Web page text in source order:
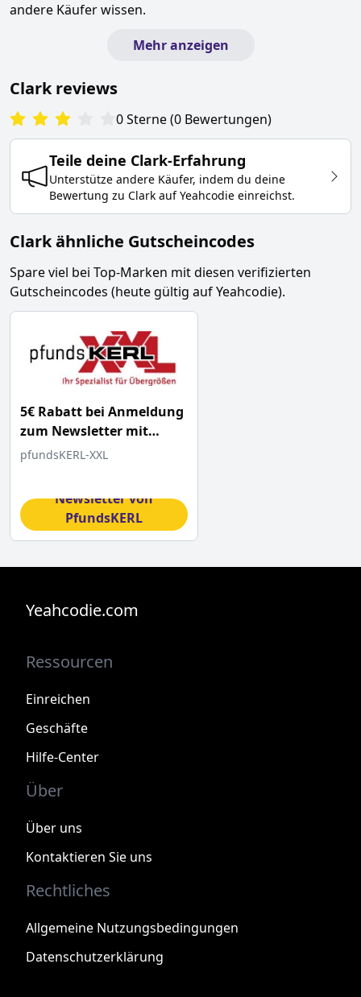
andere Käufer wissen.
Mehr anzeigen
Clarkreviews
0Sterne(0 Bewertungen)
Teile deine Clark-Erfahrung
Unterstütze andere Käufer, indem du deine
Bewertung zu Clark auf Yeahcodie einreichst.
Clark ähnliche Gutscheincodes
Spare viel bei Top-Marken mit diesen verifizierten
Gutscheincodes (heute gültig auf Yeahcodie).
5€ Rabatt bei Anmeldung
zum Newsletter mit
diesem Gutschein
pfundsKERL-XXL
Newsletter von
PfundsKERL
anmelden
Yeahcodie.com
Ressourcen
Einreichen
Geschäfte
Hilfe-Center
Über
Über uns
Kontaktieren Sie uns
Rechtliches
Allgemeine Nutzungsbedingungen
Datenschutzerklärung